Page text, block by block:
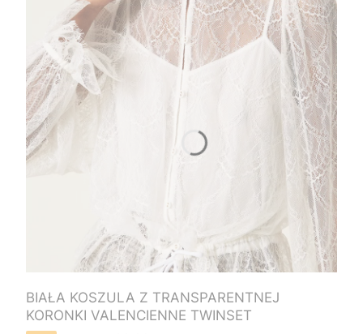
BIAŁA KOSZULA Z TRANSPARENTNEJ
KORONKI VALENCIENNE TWINSET